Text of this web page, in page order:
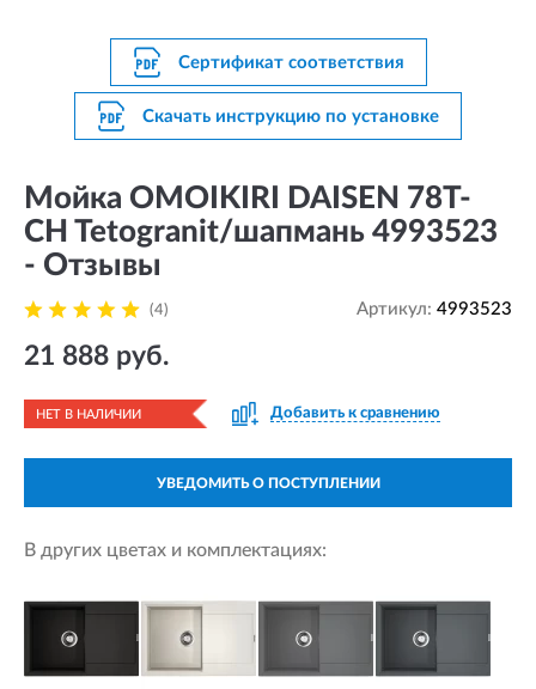
Сертификат соответствия
Скачать инструкцию по установке
Мойка OMOIKIRI DAISEN 78T-
CH Tetogranit/шапмань 4993523
- Отзывы
(4) Артикул: 4993523
21 888 руб.
НЕТ В НАЛИЧИИ Добавить к сравнению
УВЕДОМИТЬ О ПОСТУПЛЕНИИ
В других цветах и комплектациях: